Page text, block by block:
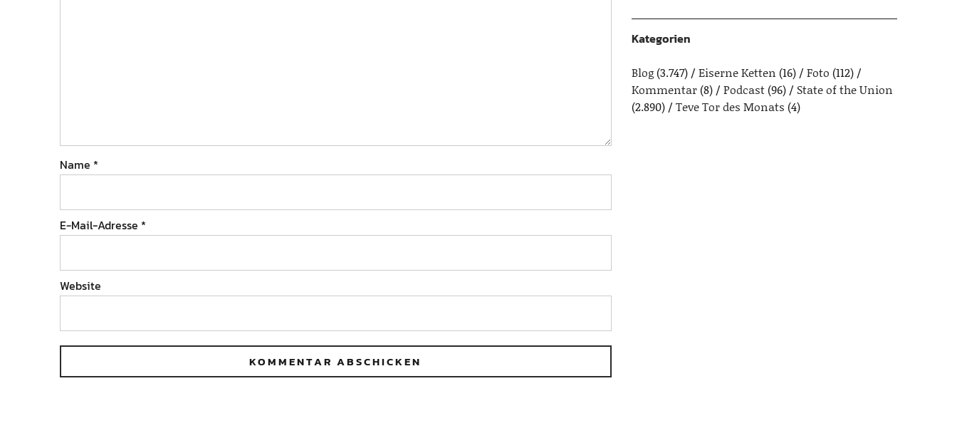
Name *
E-Mail-Adresse *
Website
Kategorien
Blog(3.747) Eiserne Ketten (16) Foto (112)
Kommentar(8) Podcast(96)
State of the Union
(2.890)
Teve Tor des Monats (4)